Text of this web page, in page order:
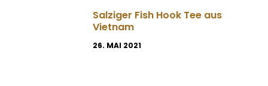
Salziger Fish Hook Tee aus
Vietnam
26. MAI 2021